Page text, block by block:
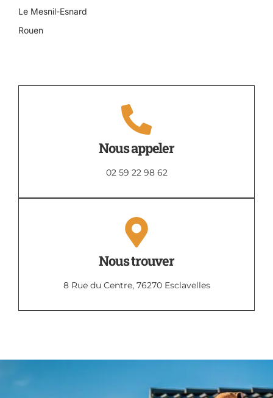
Le Mesnil-Esnard
Rouen
Nous appeler
02 59 22 98 62
Nous trouver
8 Rue du Centre, 76270 Esclavelles